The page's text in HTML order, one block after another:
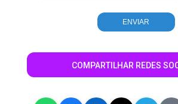
COMPARTILHAR REDES